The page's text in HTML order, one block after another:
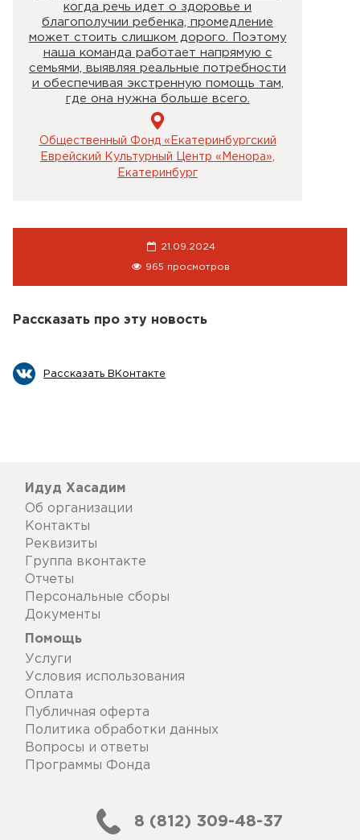
когда речь идет о здоровье и
благополучии ребенка, промедление
может стоить слишком дорого. Поэтому
наша команда работает напрямую с
семьями, выявляя реальные потребности
и обеспечивая экстренную помощь там,
где она нужна больше всего.
Общественный Фонд «Екатеринбургский
Еврейский Культурный Центр «Менора»,
Екатеринбург
21.09.2024
965 просмотров
Рассказать про эту новость
Рассказать ВКонтакте
Идуд Хасадим
Об организации
Контакты
Реквизиты
Группа вконтакте
Отчеты
Персональные сборы
Документы
Помощь
Услуги
Условия использования
Оплата
Публичная оферта
Политика обработки данных
Вопросы и ответы
Программы Фонда
8 (812) 309-48-37